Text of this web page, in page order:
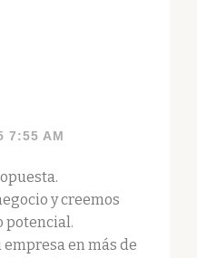
7:55 AM
y creemos
potencial.
en más de